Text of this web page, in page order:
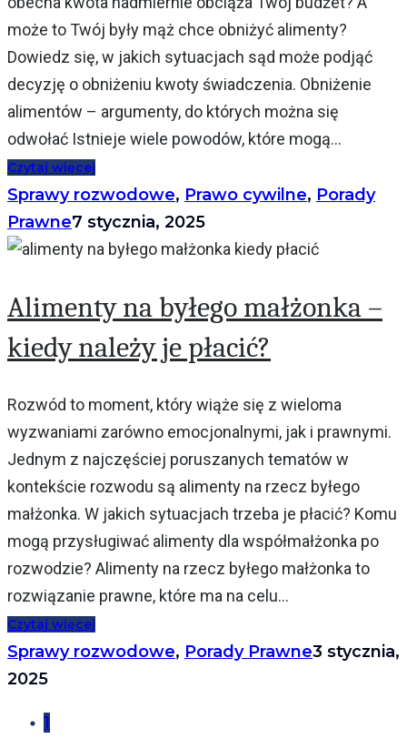
może to Twój były mąż chce obniżyć alimenty?
Dowiedz się, w jakich sytuacjach sąd może podjąć
decyzję o obniżeniu kwoty świadczenia. Obniżenie
alimentów – argumenty, do których można się
odwołać Istnieje wiele powodów, które mogą...
Czytaj więcej
Sprawy rozwodowe, Prawo cywilne, Porady
Prawne7 stycznia, 2025
Alimenty na byłego małżonka –
kiedy należy je płacić?
Rozwód to moment, który wiąże się z wieloma
wyzwaniami zarówno emocjonalnymi, jak i prawnymi.
Jednym z najczęściej poruszanych tematów w
kontekście rozwodu są alimenty na rzecz byłego
małżonka. W jakich sytuacjach trzeba je płacić? Komu
mogą przysługiwać alimenty dla współmałżonka po
rozwodzie? Alimenty na rzecz byłego małżonka to
rozwiązanie prawne, które ma na celu...
Czytaj więcej
Sprawy rozwodowe, Porady Prawne3 stycznia,
2025
1